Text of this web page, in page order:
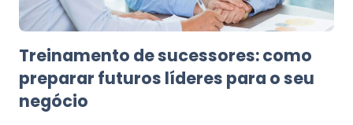
Treinamento de sucessores: como
preparar futuros líderes para o seu
negócio